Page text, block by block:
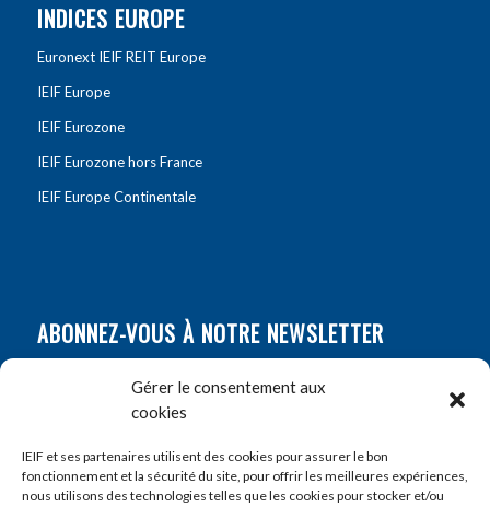
Gérer le consentement aux
cookies
IEIF et ses partenaires utilisent des cookies pour assurer le bon
fonctionnement et la sécurité du site, pour offrir les meilleures expériences,
nous utilisons des technologies telles que les cookies pour stocker et/ou
INDICES EUROPE
Euronext IEIF REIT Europe
IEIF Europe
IEIF Eurozone
IEIF Eurozone hors France
IEIF Europe Continentale
ABONNEZ-VOUS À NOTRE NEWSLETTER
Prénom*